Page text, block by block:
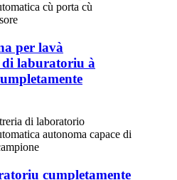
per lavà
laburatoriu à
cumpletamente